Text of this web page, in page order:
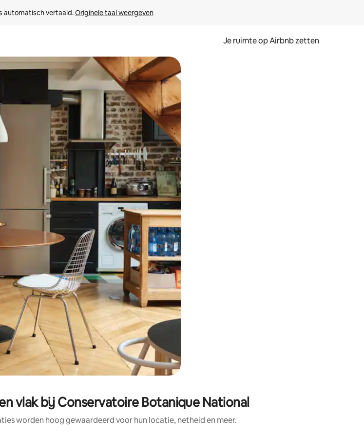
automatisch vertaald. Originele taal weergeven
Je ruimte op Airbnb zetten
omhoog en omlaag, óf door te tikken of swipen.
vlak bij Conservatoire Botanique National
worden hoog gewaardeerd voor hun locatie, netheid en meer.